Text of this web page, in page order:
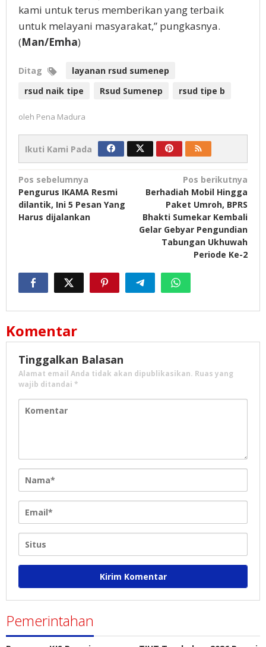
kami untuk terus memberikan yang terbaik
untuk melayani masyarakat,” pungkasnya.
(Man/Emha)
Ditag
layanan rsud sumenep
rsud naik tipe
Rsud Sumenep rsud tipe b
oleh Pena Madura
Ikuti Kami Pada
Navigasi
pos
Pos sebelumnya
Pengurus IKAMA Resmi
dilantik, Ini 5 Pesan Yang
Harus dijalankan
Pos berikutnya
Berhadiah Mobil Hingga
Paket Umroh, BPRS
Bhakti Sumekar Kembali
Gelar Gebyar Pengundian
Tabungan Ukhuwah
Periode Ke-2
Komentar
Tinggalkan Balasan
Alamat email Anda tidak akan dipublikasikan. Ruas yang
wajib ditandai *
Pemerintahan